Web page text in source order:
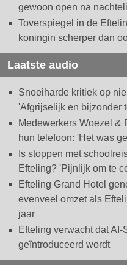
gewoon open na
Toverspiegel in de
koningin scherper dan
Laatste audio
Snoeiharde kritiek op
'Afgrijselijk en bijzonder
Medewerkers Woezel &
hun telefoon: 'Het was
Is stoppen met
Efteling? 'Pijnlijk om te
Efteling Grand Hotel
evenveel omzet als
jaar
Efteling verwacht dat
geïntroduceerd wordt